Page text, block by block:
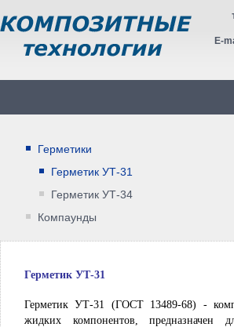
E-
Герметики
Герметик УТ-31
Герметик УТ-34
Компаунды
Герметик УТ-31
Герметик УТ-31 (ГОСТ 13489-68) -
жидких компонентов, предназначен